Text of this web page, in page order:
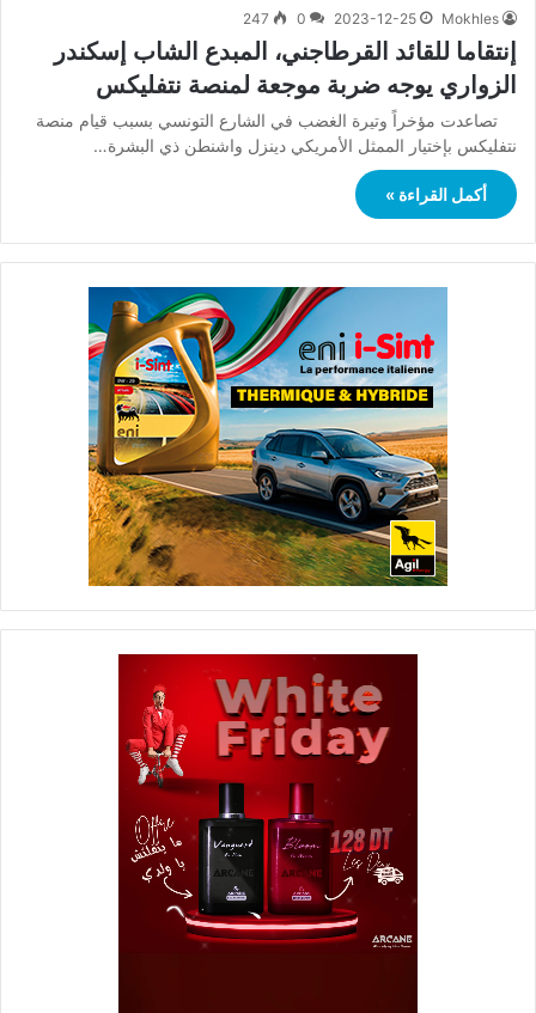
Mokhles
2023-12-25
0
247
إنتقاما للقائد القرطاجني، المبدع الشاب إسكندر
الزواري يوجه ضربة موجعة لمنصة نتفليكس
تصاعدت مؤخراً وتيرة الغضب في الشارع التونسي بسبب قيام منصة
نتفليكس بإختيار الممثل الأمريكي دينزل واشنطن ذي البشرة…
أكمل القراءة »